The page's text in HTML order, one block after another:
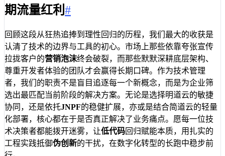
期流量红利 #
回顾这段从狂热追捧到理性回归的历程，我们最大的收获是
认清了技术的边界与工具的初心。市场上那些依靠夸张宣传
拉拢客户的营销泡沫终会破裂，而那些默默深耕底层架构、
尊重开发者体验的团队才会赢得长期口碑。作为技术管理
者，我们的职责不是盲目追逐每一个新概念，而是为企业筛
选出最匹配当前阶段的解决方案。无论是选择明道云的敏捷
协同，还是依托JNPF的稳健扩展，亦或是结合简道云的轻量
化部署，核心都在于是否真正解决了业务痛点。愿每一位技
术决策者都能拨开迷雾，让低代码回归赋能本质，用扎实的
工程实践抵御伪创新的干扰，在数字化转型的长跑中稳步前